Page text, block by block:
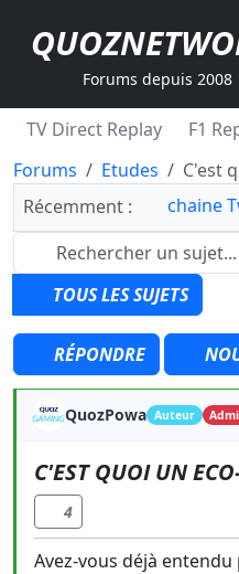
Forums depuis 2008
TV Direct Replay F1
Forums
Etudes
C'est
Récemment :
chaine
TOUS LES SUJETS
RÉPONDRE
QuozPowa Auteur
C'EST QUOI UN
4
Avez-vous déjà entendu